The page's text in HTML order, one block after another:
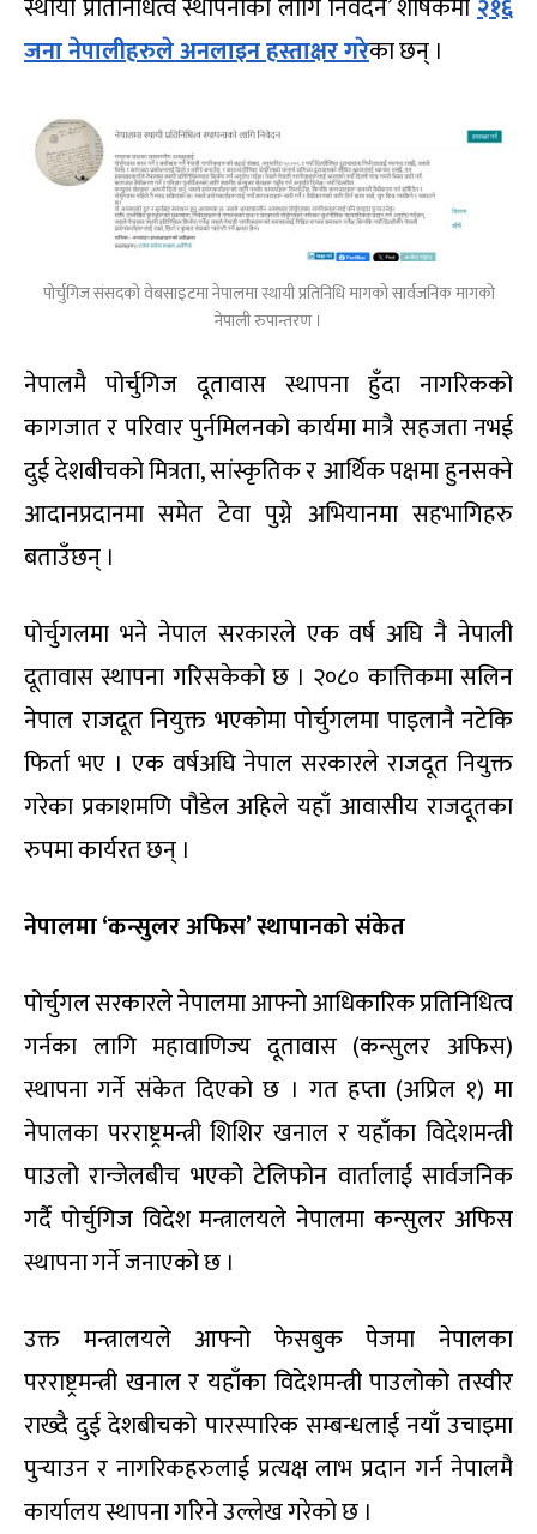
जना नेपालीहरुले अनलाइन हस्ताक्षर गरेका छन् ।
पोर्चुगिज संसदको वेबसाइटमा नेपालमा स्थायी प्रतिनिधि मागको सार्वजनिक मागको
नेपाली रुपान्तरण ।
नेपालमै पोर्चुगिज दूतावास स्थापना हुँदा नागरिकको
कागजात र परिवार पुर्नमिलनको कार्यमा मात्रै सहजता नभई
दुई देशबीचको मित्रता, सांस्कृतिक र आर्थिक पक्षमा हुनसक्ने
आदानप्रदानमा समेत टेवा पुग्ने अभियानमा सहभागिहरु
बताउँछन् ।
पोर्चुगलमा भने नेपाल सरकारले एक वर्ष अघि नै नेपाली
दूतावास स्थापना गरिसकेको छ । २०८० कात्तिकमा सलिन
नेपाल राजदूत नियुक्त भएकोमा पोर्चुगलमा पाइलानै नटेकि
फिर्ता भए । एक वर्षअघि नेपाल सरकारले राजदूत नियुक्त
गरेका प्रकाशमणि पौडेल अहिले यहाँ आवासीय राजदूतका
रुपमा कार्यरत छन् ।
नेपालमा ‘कन्सुलर अफिस’ स्थापानको संकेत
पोर्चुगल सरकारले नेपालमा आफ्नो आधिकारिक प्रतिनिधित्व
गर्नका लागि महावाणिज्य दूतावास (कन्सुलर अफिस)
स्थापना गर्ने संकेत दिएको छ । गत हप्ता (अप्रिल १) मा
नेपालका परराष्ट्रमन्त्री शिशिर खनाल र यहाँका विदेशमन्त्री
पाउलो रान्जेलबीच भएको टेलिफोन वार्तालाई सार्वजनिक
गर्दै पोर्चुगिज विदेश मन्त्रालयले नेपालमा कन्सुलर अफिस
स्थापना गर्ने जनाएको छ ।
उक्त मन्त्रालयले आफ्नो फेसबुक पेजमा नेपालका
परराष्ट्रमन्त्री खनाल र यहाँका विदेशमन्त्री पाउलोको तस्वीर
राख्दै दुई देशबीचको पारस्पारिक सम्बन्धलाई नयाँ उचाइमा
पुर्‍याउन र नागरिकहरुलाई प्रत्यक्ष लाभ प्रदान गर्न नेपालमै
कार्यालय स्थापना गरिने उल्लेख गरेको छ ।